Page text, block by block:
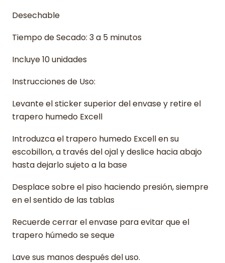
Desechable
Tiempo de Secado: 3 a 5 minutos
Incluye 10 unidades
Instrucciones de Uso:
Levante el sticker superior del envase y retire el
trapero humedo Excell
Introduzca el trapero humedo Excell en su
escobillon, a través del ojal y deslice hacia abajo
hasta dejarlo sujeto a la base
Desplace sobre el piso haciendo presión, siempre
en el sentido de las tablas
Recuerde cerrar el envase para evitar que el
trapero húmedo se seque
Lave sus manos después del uso.